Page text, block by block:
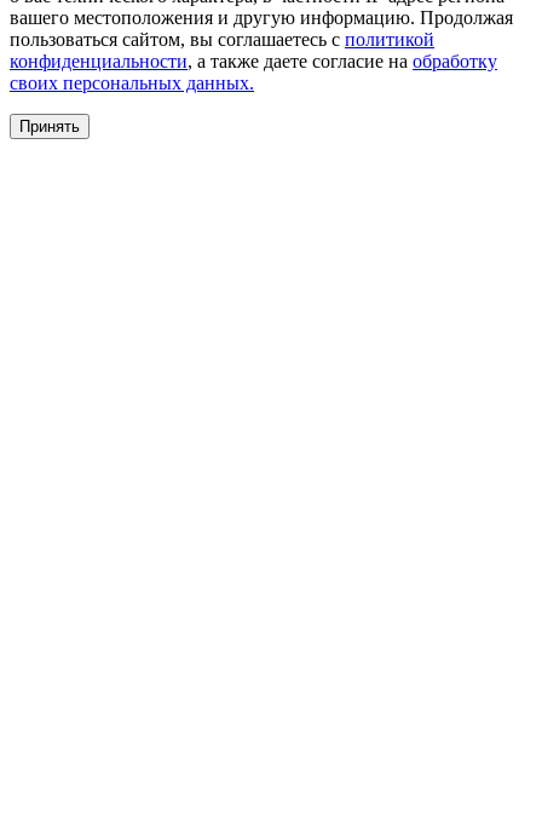
вашего местоположения и другую информацию. Продолжая
пользоваться сайтом, вы соглашаетесь с политикой
конфиденциальности, а также даете согласие на обработку
своих персональных данных.
Принять